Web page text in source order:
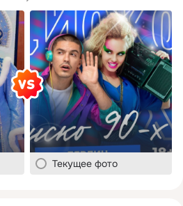
Текущее фото